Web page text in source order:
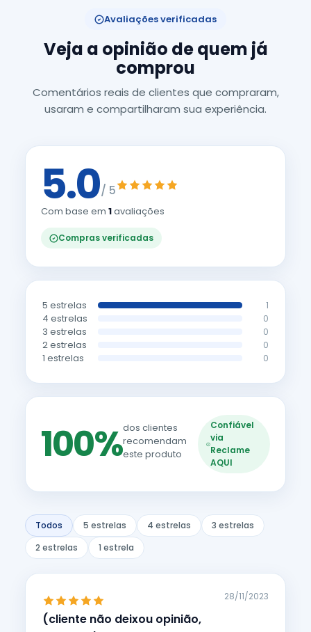
Avaliações verificadas
Veja a opinião de quem já
comprou
Comentários reais de clientes que compraram,
usaram e compartilharam sua experiência.
5.0/ 5
Com base em 1avaliações
Compras verificadas
5 estrelas 1
4 estrelas 0
3 estrelas 0
2 estrelas 0
1 estrelas 0
100%dos clientes
recomendam
este produto
Confiável
via
Reclame
AQUI
Todos 5 estrelas 4 estrelas
3 estrelas
2 estrelas
1 estrela
(cliente não deixou opinião,
28/11/2023